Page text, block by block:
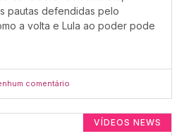
pautas defendidas pelo
a volta e Lula ao poder pode
comentário
VÍDEOS NEWS